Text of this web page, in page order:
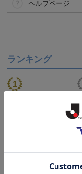
ヘルプページ
ランキング